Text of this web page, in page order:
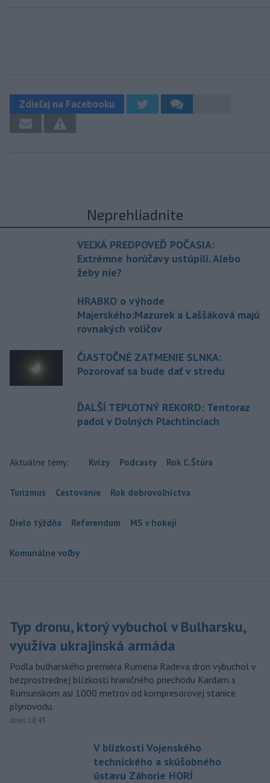
Zdieľaj na Facebooku
Neprehliadnite
VEĽKÁ PREDPOVEĎ POČASIA:
Extrémne horúčavy ustúpili. Alebo
žeby nie?
HRABKO o výhode
Majerského:Mazurek a Laššáková majú
rovnakých voličov
ČIASTOČNÉ ZATMENIE SLNKA:
Pozorovať sa bude dať v stredu
ĎALŠÍ TEPLOTNÝ REKORD: Tentoraz
padol v Dolných Plachtinciach
Aktuálne témy: Kvízy Podcasty Rok Ľ.Štúra
Turizmus Cestovanie Rok dobrovoľníctva
Dielo týždňa Referendum MS v hokeji
Komunálne voľby
Typ dronu, ktorý vybuchol v Bulharsku,
využíva ukrajinská armáda
Podľa bulharského premiéra Rumena Radeva dron vybuchol v
bezprostrednej blízkosti hraničného priechodu Kardam s
Rumunskom asi 1000 metrov od kompresorovej stanice
plynovodu.
dnes 18:43
V blízkosti Vojenského
technického a skúšobného
ústavu Záhorie HORÍ